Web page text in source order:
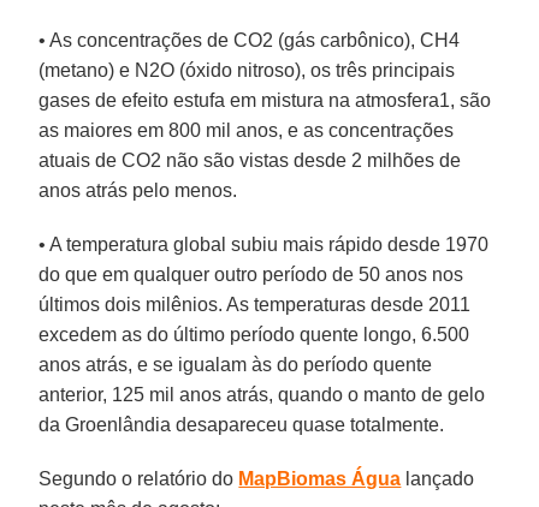
• As concentrações de CO2 (gás carbônico), CH4
(metano) e N2O (óxido nitroso), os três principais
gases de efeito estufa em mistura na atmosfera1, são
as maiores em 800 mil anos, e as concentrações
atuais de CO2 não são vistas desde 2 milhões de
anos atrás pelo menos.
• A temperatura global subiu mais rápido desde 1970
do que em qualquer outro período de 50 anos nos
últimos dois milênios. As temperaturas desde 2011
excedem as do último período quente longo, 6.500
anos atrás, e se igualam às do período quente
anterior, 125 mil anos atrás, quando o manto de gelo
da Groenlândia desapareceu quase totalmente.
Segundo o relatório do MapBiomas Água lançado